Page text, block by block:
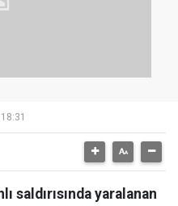
saldırısında yaralanan